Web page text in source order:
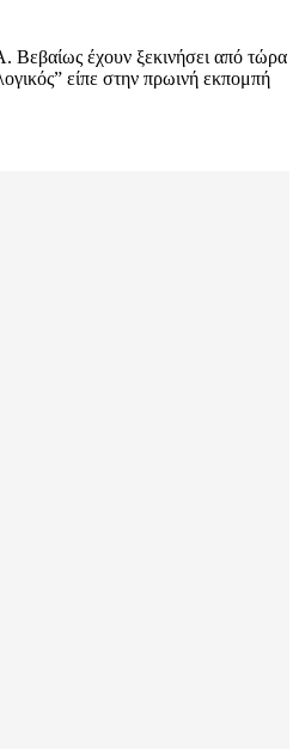
Βεβαίως έχουν ξεκινήσει από τώρα
είπε στην πρωινή εκπομπή